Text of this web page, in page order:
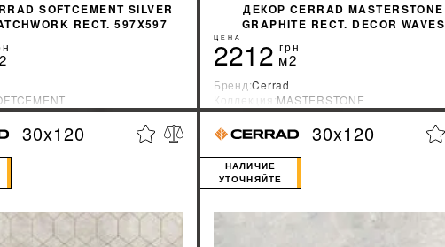
SOFTCEMENT SILVER
RECT. 597X597
Польша
УЗНАТЬ СВОЮ СКИДКУ %
ДЕКОР CERRAD MASTERSTONE
GRAPHITE RECT. DECOR WAVES
ЦЕНА
2212 грн
м2
Бренд:Cerrad
Коллекция:MASTERSTONE
Страна-производитель:Польша
УЗНАТЬ СВОЮ СКИДКУ
30x120 30x120
НАЛИЧИЕ
УТОЧНЯЙТЕ